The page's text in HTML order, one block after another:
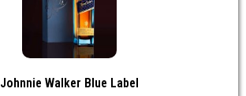
Johnnie Walker Blue Label